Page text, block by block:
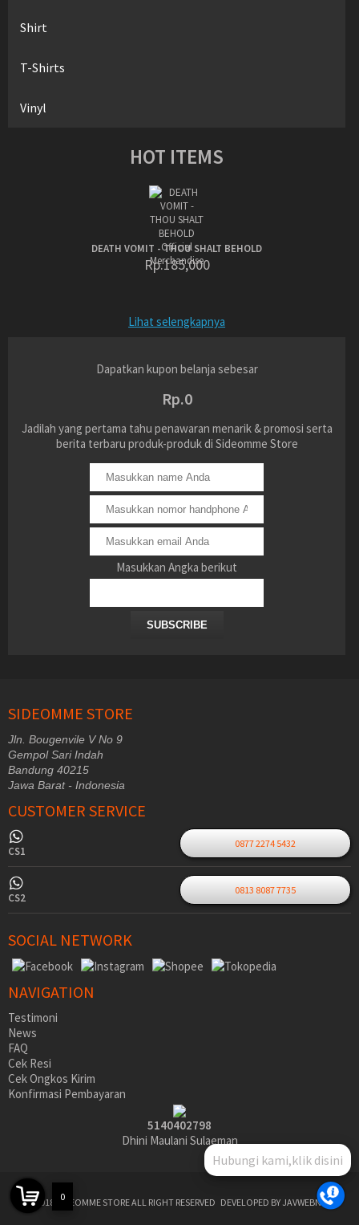
Hubungi kami,klik disini
0
Shirt
T-Shirts
Vinyl
HOT ITEMS
DEATH VOMIT - THOU SHALT BEHOLD
Rp.185,000
Lihat selengkapnya
Dapatkan kupon belanja sebesar
Rp.0
Jadilah yang pertama tahu penawaran menarik & promosi serta
berita terbaru produk-produk di Sideomme Store
Masukkan Angka berikut
SUBSCRIBE
SIDEOMME STORE
Jln. Bougenvile V No 9
Gempol Sari Indah
Bandung 40215
Jawa Barat - Indonesia
CUSTOMER SERVICE
CS1
0877 2274 5432
CS2
0813 8087 7735
SOCIAL NETWORK
NAVIGATION
Testimoni
News
FAQ
Cek Resi
Cek Ongkos Kirim
Konfirmasi Pembayaran
5140402798
Dhini Maulani Sulaeman
©2018 SIDEOMME STORE ALL RIGHT RESERVED DEVELOPED BY JAVWEBNET